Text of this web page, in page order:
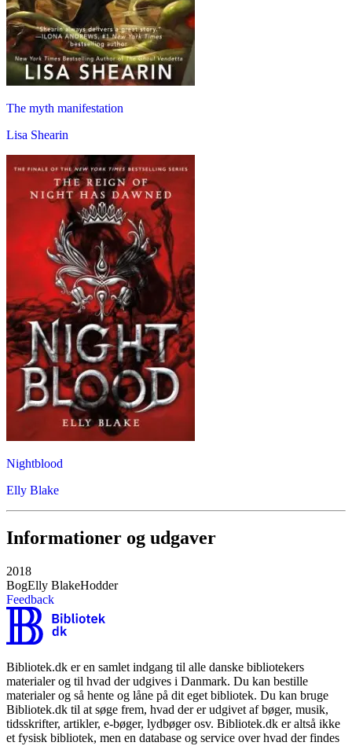
The myth manifestation
Lisa Shearin
Nightblood
Elly Blake
Informationer og udgaver
2018
BogElly BlakeHodder
Feedback
Bibliotek.dk er en samlet indgang til alle danske bibliotekers
materialer og til hvad der udgives i Danmark. Du kan bestille
materialer og så hente og låne på dit eget bibliotek. Du kan bruge
Bibliotek.dk til at søge frem, hvad der er udgivet af bøger, musik,
tidsskrifter, artikler, e-bøger, lydbøger osv. Bibliotek.dk er altså ikke
et fysisk bibliotek, men en database og service over hvad der findes